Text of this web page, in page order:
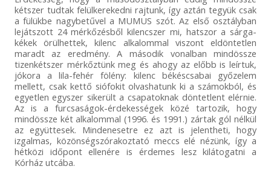
kétszer tudtak felülkerekedni rajtunk, így aztán tegyük csak
a fülükbe nagybetűvel a MUMUS szót. Az első osztályban
lejátszott 24 mérkőzésből kilencszer mi, hatszor a sárga-
kékek örülhettek, kilenc alkalommal viszont eldöntetlen
maradt az eredmény. A második vonalban mindössze
tizenkétszer mérkőztünk meg és ahogy az előbb is leírtuk,
jókora a lila-fehér fölény: kilenc békéscsabai győzelem
mellett, csak kettő siófokit olvashatunk ki a számokból, és
egyetlen egyszer sikerült a csapatoknak döntetlent elérnie.
Az is a furcsaságok-érdekességek közé tartozik, hogy
mindössze két alkalommal (1996. és 1991.) zártak gól nélkül
az együttesek. Mindenesetre ez azt is jelentheti, hogy
izgalmas, közönségszórakoztató meccs elé nézünk, így a
hétközi időpont ellenére is érdemes lesz kilátogatni a
Kórház utcába.